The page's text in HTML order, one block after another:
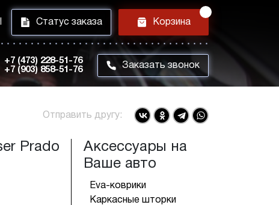
i Статус заказа h Корзина
+7 (473) 228-51-76
+7 (903) 858-51-76
m Заказать звонок
Отправить другу:
Prado
Аксессуары на
Ваше авто
Eva-коврики
Каркасные шторки